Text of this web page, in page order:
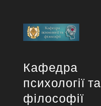
Кафедра
психології та
філософії